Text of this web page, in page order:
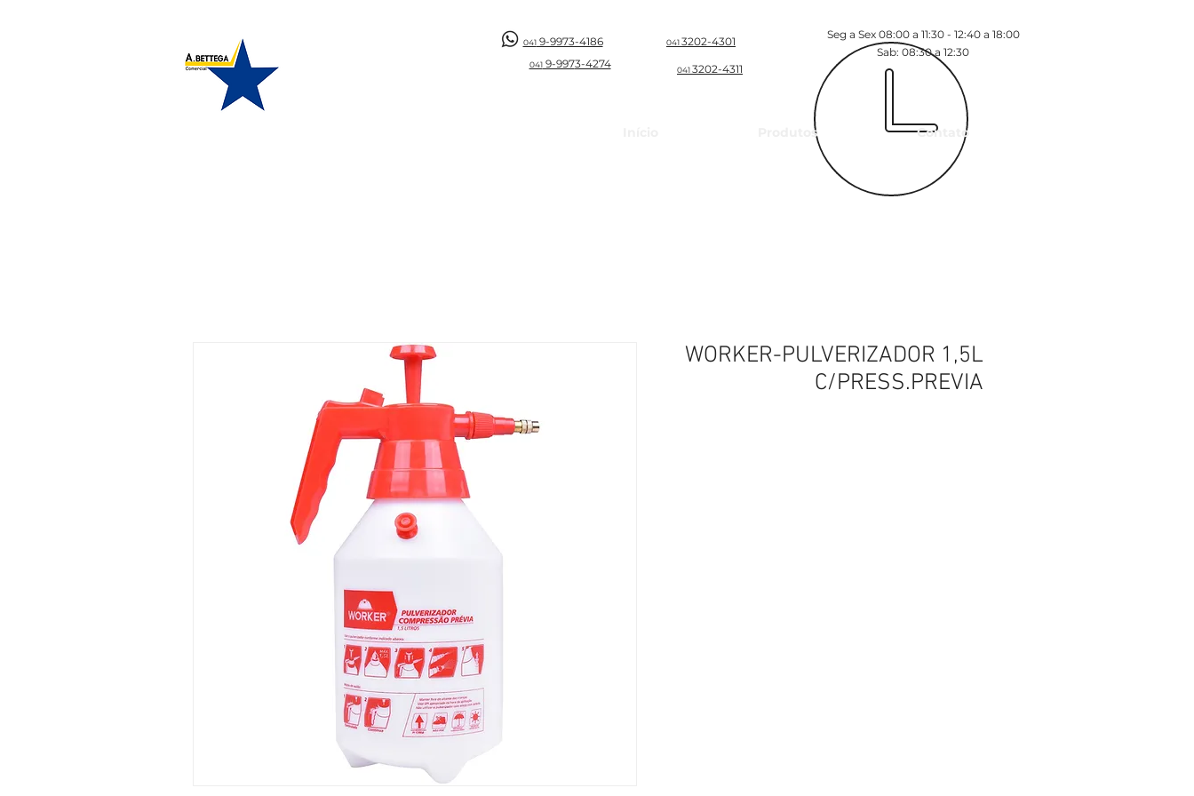
0419-9973-4186
0419-9973-4274
0413202-4301
0413202-4311
Seg a Sex 08:00 a 11:30 - 12:40 a 18:00
Sab: 08:30 a 12:30
Produtos Contato
WORKER-PULVERIZADOR 1,5L
C/PRESS.PREVIA